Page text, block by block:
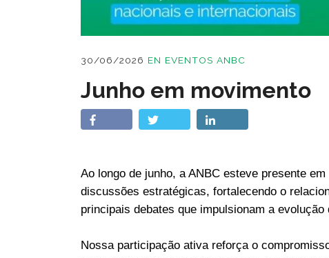
30/06/2026 EN EVENTOS ANBC
Junho em movimento
Ao longo de junho, a ANBC esteve presente
discussões estratégicas, fortalecendo o
principais debates que impulsionam a
Nossa participação ativa reforça o